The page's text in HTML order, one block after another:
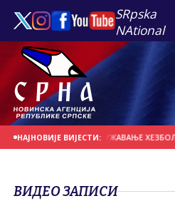
SRpska
NAtional
НАЈНОВИЈЕ ВИЈЕСТИ:
НАДЗИРАТИ РАЗОРУЖАВАЊЕ ХЕЗБОЛАХА
ВИДЕО ЗАПИСИ